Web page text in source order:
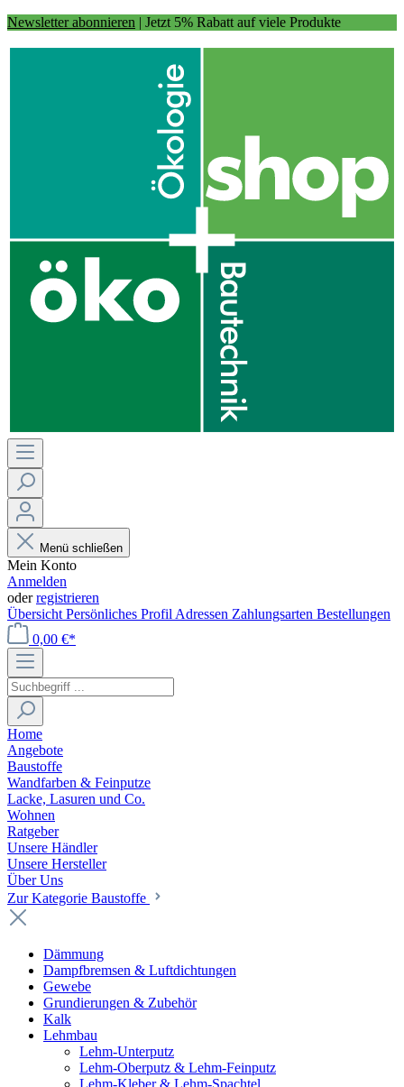
Newsletter abonnieren | Jetzt 5% Rabatt auf viele Produkte
Menü schließen
Mein Konto
Anmelden
oderregistrieren
Übersicht Persönliches Profil Adressen Zahlungsarten Bestellungen
0,00 €*
Home
Angebote
Baustoffe
Wandfarben & Feinputze
Lacke, Lasuren und Co.
Wohnen
Ratgeber
Unsere Händler
Unsere Hersteller
Über Uns
Zur Kategorie Baustoffe
Dämmung
Dampfbremsen & Luftdichtungen
Gewebe
Grundierungen & Zubehör
Kalk
Lehmbau
Lehm-Unterputz
Lehm-Oberputz & Lehm-Feinputz
Lehm-Kleber & Lehm-Spachtel